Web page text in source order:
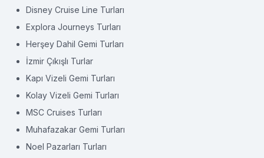
Disney Cruise Line Turları
Explora Journeys Turları
Herşey Dahil Gemi Turları
İzmir Çıkışlı Turlar
Kapı Vizeli Gemi Turları
Kolay Vizeli Gemi Turları
MSC Cruises Turları
Muhafazakar Gemi Turları
Noel Pazarları Turları